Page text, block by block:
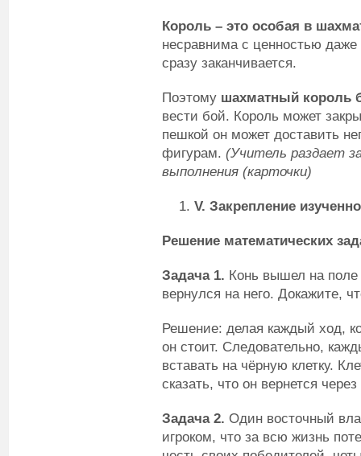
Король – это особая в
несравнима с ценностью даже
сразу заканчивается.
Поэтому шахматный король
вести бой. Король может
пешкой он может доставить
фигурам. (Учитель раздает
выполнения (карточки)
V. Закрепление
Решение математических
Задача 1. Конь вышел на поле
вернулся на него. Докажите,
Решение: делая каждый ход,
он стоит. Следовательно,
вставать на чёрную клетку.
сказать, что он вернется
Задача 2. Один восточный
игроком, что за всю жизнь